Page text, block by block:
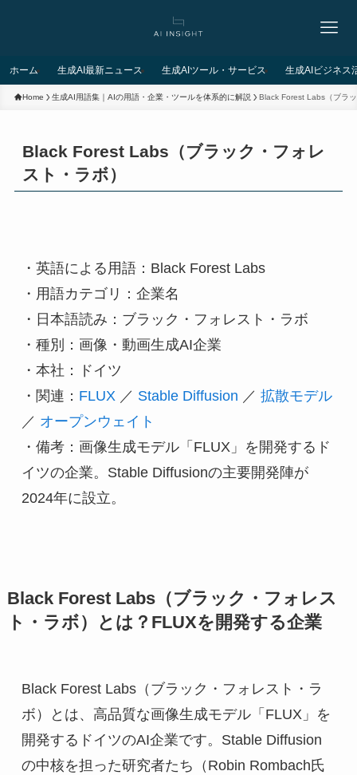
ホーム 生成AI最新ニュース 生成AIツール・サービス 生成AIビジネス
Home 生成AI用語集｜AIの用語・企業・ツールを体系的に解説 Black Forest Labs（ブラ
Black Forest Labs（ブラック・フォレ
スト・ラボ）
・英語による用語：Black Forest Labs
・用語カテゴリ：企業名
・日本語読み：ブラック・フォレスト・ラボ
・種別：画像・動画生成AI企業
・本社：ドイツ
・関連： FLUX ／ Stable Diffusion ／ 拡散モデル
／ オープンウェイト
・備考：画像生成モデル「FLUX」を開発するド
イツの企業。Stable Diffusionの主要開発陣が
2024年に設立。
Black Forest Labs（ブラック・フォレス
ト・ラボ）とは？FLUXを開発する企業
Black Forest Labs（ブラック・フォレスト・ラ
ボ）とは、高品質な画像生成モデル「FLUX」を
開発するドイツのAI企業です。Stable Diffusion
の中核を担った研究者たち（Robin Rombach氏